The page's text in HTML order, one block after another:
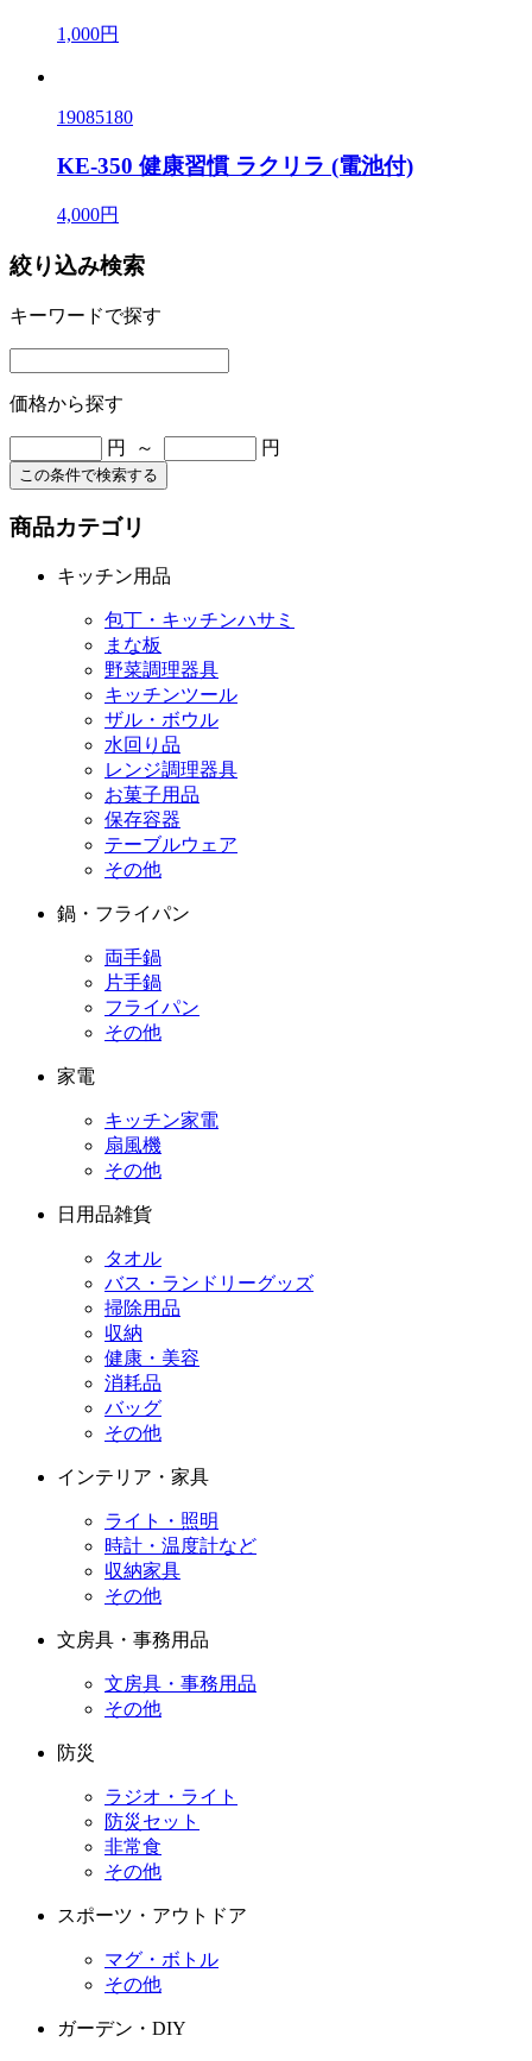
1,000円
19085180
KE-350 健康習慣 ラクリラ (電池付)
4,000円
絞り込み検索
キーワードで探す
価格から探す
円 ～ 円
この条件で検索する
商品カテゴリ
キッチン用品
包丁・キッチンハサミ
まな板
野菜調理器具
キッチンツール
ザル・ボウル
水回り品
レンジ調理器具
お菓子用品
保存容器
テーブルウェア
その他
鍋・フライパン
両手鍋
片手鍋
フライパン
その他
家電
キッチン家電
扇風機
その他
日用品雑貨
タオル
バス・ランドリーグッズ
掃除用品
収納
健康・美容
消耗品
バッグ
その他
インテリア・家具
ライト・照明
時計・温度計など
収納家具
その他
文房具・事務用品
文房具・事務用品
その他
防災
ラジオ・ライト
防災セット
非常食
その他
スポーツ・アウトドア
マグ・ボトル
その他
ガーデン・DIY